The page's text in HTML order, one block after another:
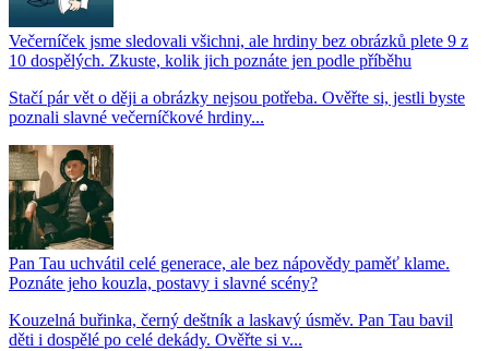
Večerníček jsme sledovali všichni, ale hrdiny bez obrázků plete 9 z
10 dospělých. Zkuste, kolik jich poznáte jen podle příběhu
Stačí pár vět o ději a obrázky nejsou potřeba. Ověřte si, jestli byste
poznali slavné večerníčkové hrdiny...
Pan Tau uchvátil celé generace, ale bez nápovědy paměť klame.
Poznáte jeho kouzla, postavy i slavné scény?
Kouzelná buřinka, černý deštník a laskavý úsměv. Pan Tau bavil
děti i dospělé po celé dekády. Ověřte si v...